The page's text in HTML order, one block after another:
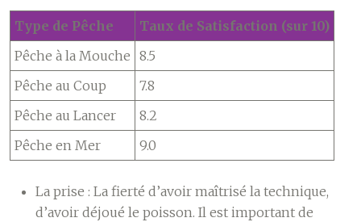
Type de Pêche
Taux de Satisfaction (sur 10)
Pêche à la Mouche 8.5
Pêche au Coup
7.8
Pêche au Lancer
8.2
Pêche en Mer
9.0
La prise : La fierté d’avoir maîtrisé la technique,
d’avoir déjoué le poisson. Il est important de